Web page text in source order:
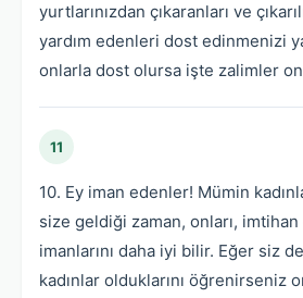
yurtlarınızdan çıkaranları ve
yardım edenleri dost edinmenizi
onlarla dost olursa işte zalimler
11
10. Ey iman edenler! Mümin
size geldiği zaman, onları,
imanlarını daha iyi bilir. Eğer siz
kadınlar olduklarını öğrenirseniz